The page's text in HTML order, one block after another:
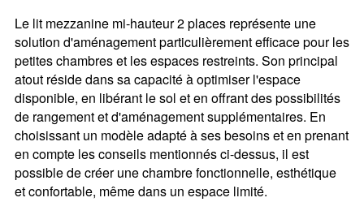
Le lit mezzanine mi-hauteur 2 places représente une
solution d'aménagement particulièrement efficace pour les
petites chambres et les espaces restreints. Son principal
atout réside dans sa capacité à optimiser l'espace
disponible, en libérant le sol et en offrant des possibilités
de rangement et d'aménagement supplémentaires. En
choisissant un modèle adapté à ses besoins et en prenant
en compte les conseils mentionnés ci-dessus, il est
possible de créer une chambre fonctionnelle, esthétique
et confortable, même dans un espace limité.